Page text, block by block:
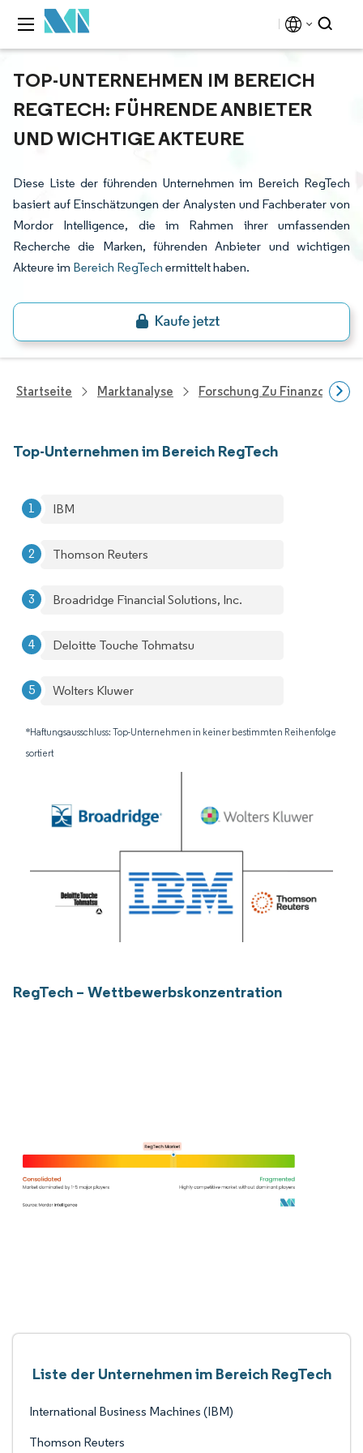
TOP-UNTERNEHMEN IM BEREICH
REGTECH: FÜHRENDE ANBIETER
UND WICHTIGE AKTEURE
Diese Liste der führenden Unternehmen im Bereich RegTech
basiert auf Einschätzungen der Analysten und Fachberater von
Mordor Intelligence, die im Rahmen ihrer umfassenden
Recherche die Marken, führenden Anbieter und wichtigen
Akteure im Bereich RegTech ermittelt haben.
Startseite Marktanalyse Forschung Zu
Top-Unternehmen im Bereich RegTech
IBM
Thomson Reuters
Broadridge Financial Solutions, Inc.
Deloitte Touche Tohmatsu
Wolters Kluwer
*Haftungsausschluss: Top-Unternehmen in keiner bestimmten Reihenfolge
sortiert
RegTech – Wettbewerbskonzentration
Liste der Unternehmen im Bereich RegTech
International Business Machines (IBM)
Thomson Reuters